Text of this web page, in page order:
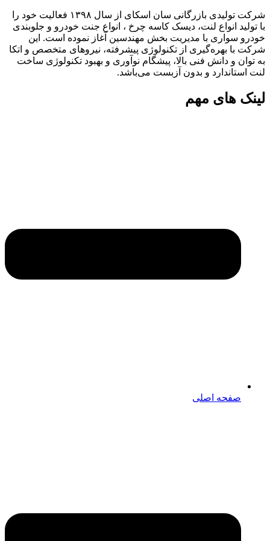
شرکت تولیدی بازرگانی سان اسکای از سال ۱۳۹۸ فعالیت خود را
با تولید انواع لنت، دیسک کاسه چرخ ، انواع جنت خودرو و جلوبندی
خودرو سواری با مدیریت بخش مهندسین آغاز نموده است. این
شرکت با بهره‌گیری از تکنولوژی پیشرفته، نیروهای متخصص و اتکا
به توان و دانش فنی بالا، پیشگام نوآوری و بهبود تکنولوژی ساخت
لنت استاندارد و بدون آزبست می‌باشد.
لینک های مهم
صفحه اصلی